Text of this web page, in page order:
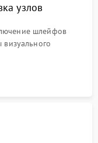
узлов
шлейфов
визуального
контроллера,
моторов на